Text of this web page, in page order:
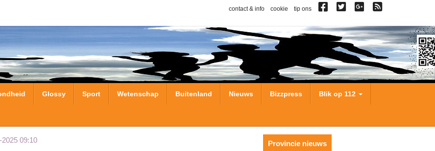
contact & info cookie tip ons
Glossy Sport Wetenschap Buitenland Nieuws Bizzpress Blik op 112
09:10 Provincie nieuws